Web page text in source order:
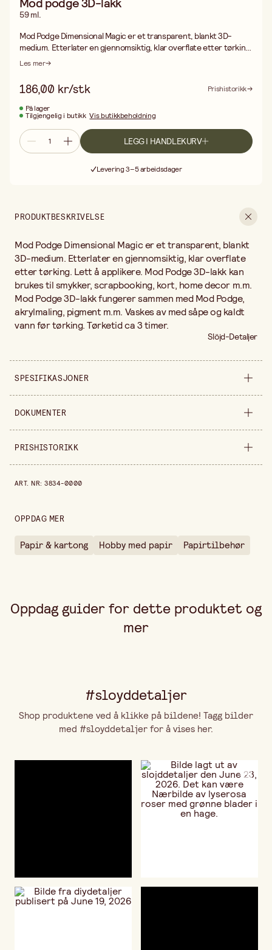
59 ml.
Mod Podge Dimensional Magic er et transparent, blankt 3D-
medium. Etterlater en gjennomsiktig, klar overflate etter tørking.
Lett å applikere. Mod Podge 3D-lakk kan brukes til smykker,
fungerer sammen med Mod Podge, akrylmaling, pigment m.m.
Vaskes av med såpe og kaldt vann før tørking. Tørketid ca 3 timer.
Les mer
186,00 kr/stk
Prishistorikk
På lager
Tilgjengelig i butikk Vis butikkbeholdning
LEGG I HANDLEKURV
Levering 3–5 arbeidsdager
PRODUKTBESKRIVELSE
Mod Podge Dimensional Magic er et transparent, blankt
3D-medium. Etterlater en gjennomsiktig, klar overflate
etter tørking. Lett å applikere. Mod Podge 3D-lakk kan
brukes til smykker, scrapbooking, kort, home decor m.m.
Mod Podge 3D-lakk fungerer sammen med Mod Podge,
akrylmaling, pigment m.m. Vaskes av med såpe og kaldt
vann før tørking. Tørketid ca 3 timer.
Slöjd-Detaljer
SPESIFIKASJONER
Selges inn stykke
Forpakningsmengde
DOKUMENTER
BESKRIVELSE(.pdf
PRISHISTORIKK
ART. NR:3834-0000
OPPDAG MER
Papir & kartong Hobby med papir Papirtilbehør
Oppdag guider for dette produktet og
mer
#sloyddetaljer
Shop produktene ved å klikke på bildene! Tagg bilder
med #sloyddetaljer for å vises her.